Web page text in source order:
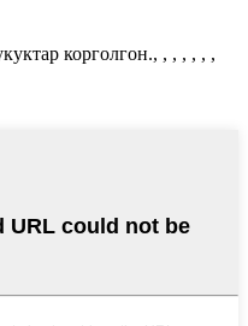
корголгон., , , , , , ,